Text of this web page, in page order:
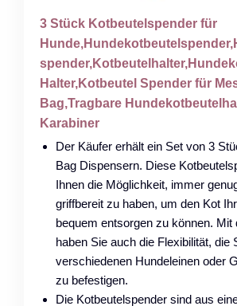
3 Stück Kotbeutelspender für
Halter,Kotbeutel Spender für
Bag,Tragbare
Karabiner
Der Käufer erhält ein Set von 3
Bag Dispensern. Diese
Ihnen die Möglichkeit, immer
griffbereit zu haben, um den Kot
bequem entsorgen zu können. Mit
haben Sie auch die Flexibilität, die
verschiedenen Hundeleinen oder
zu befestigen.
Die Kotbeutelspender sind aus